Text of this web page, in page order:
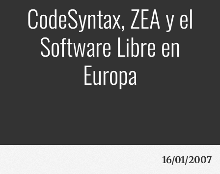
CodeSyntax, ZEA y el
Software Libre en
Europa
16/01/2007